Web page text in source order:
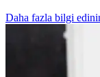
Daha fazla bilgi